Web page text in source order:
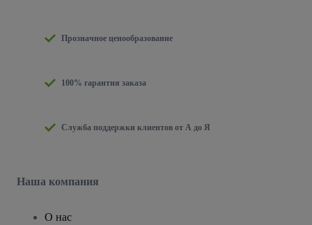
Прозначное ценообразование
100% гарантия заказа
Служба поддержки клиентов от А до Я
Наша компания
О нас